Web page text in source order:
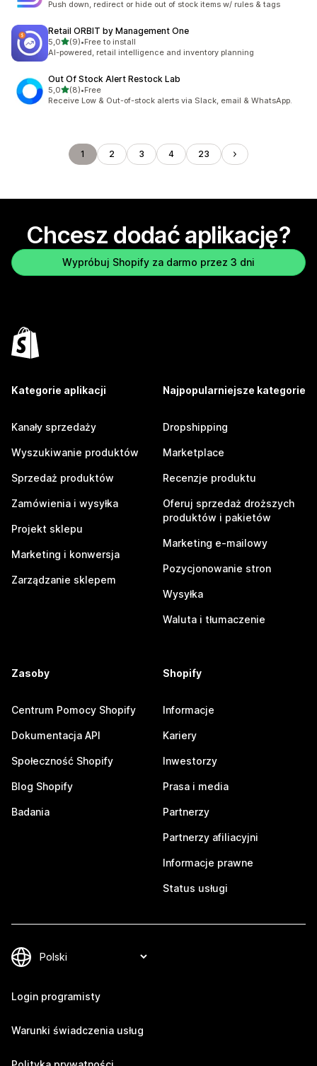
Push down, redirect or hide out of stock items w/ rules & tags
Retail ORBIT by Management One
5,0na 5 gwiazdek
(9)
Łączna liczba recenzji: 9
•Free to install
AI-powered, retail intelligence and inventory planning
Out Of Stock Alert Restock Lab
5,0na 5 gwiazdek
(8)
Łączna liczba recenzji: 8
•Free
Receive Low & Out-of-stock alerts via Slack, email & WhatsApp.
1 2 3 4 23
Chcesz dodać aplikację?
Wypróbuj Shopify za darmo przez 3 dni
Kategorie aplikacji
Kanały sprzedaży
Wyszukiwanie produktów
Sprzedaż produktów
Zamówienia i wysyłka
Projekt sklepu
Marketing i konwersja
Zarządzanie sklepem
Najpopularniejsze kategorie
Dropshipping
Marketplace
Recenzje produktu
Oferuj sprzedaż droższych
produktów i pakietów
Marketing e-mailowy
Pozycjonowanie stron
Wysyłka
Waluta i tłumaczenie
Zasoby
Centrum Pomocy Shopify
Dokumentacja API
Społeczność Shopify
Blog Shopify
Badania
Shopify
Informacje
Kariery
Inwestorzy
Prasa i media
Partnerzy
Partnerzy afiliacyjni
Informacje prawne
Status usługi
Login programisty
Warunki świadczenia usług